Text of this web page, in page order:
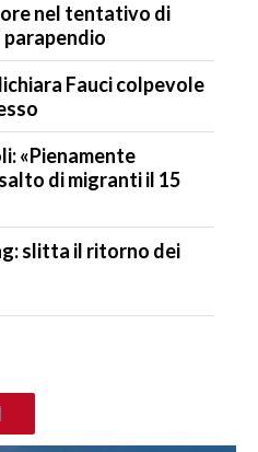
nel tentativo di
parapendio
Fauci colpevole
«Pienamente
di migranti il 15
slitta il ritorno dei